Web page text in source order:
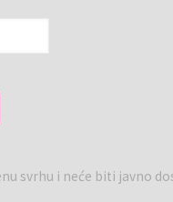
svrhu i neće biti javno